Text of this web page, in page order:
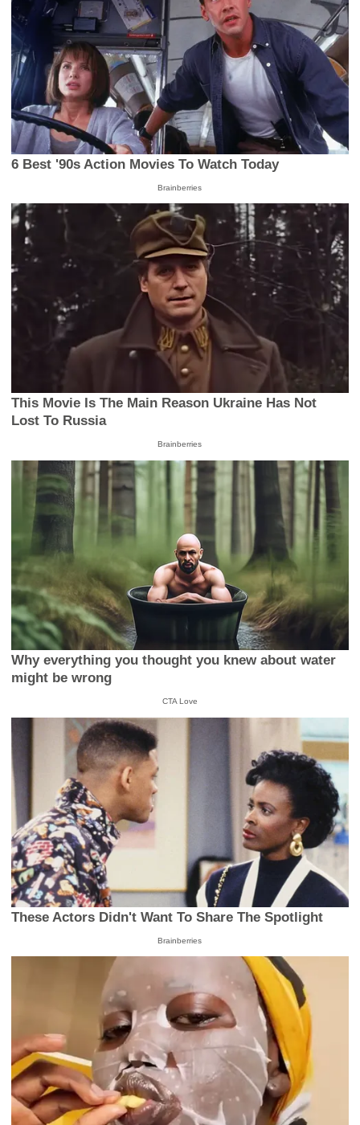
6 Best '90s Action Movies To Watch Today
Brainberries
This Movie Is The Main Reason Ukraine Has Not
Lost To Russia
Brainberries
Why everything you thought you knew about water
might be wrong
CTA Love
These Actors Didn't Want To Share The Spotlight
Brainberries